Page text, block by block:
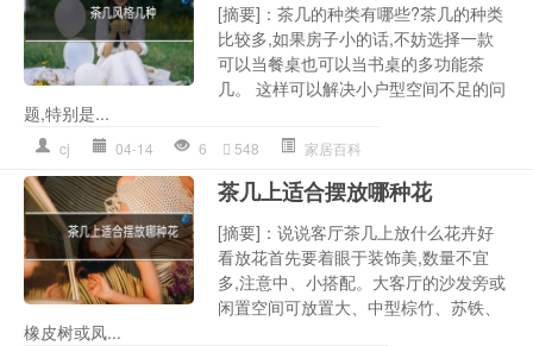
[摘要]：茶几的种类有哪些?茶几的种类
比较多,如果房子小的话,不妨选择一款
可以当餐桌也可以当书桌的多功能茶
几。 这样可以解决小户型空间不足的问
题,特别是...
cj 04-14 6 548 家居百科
茶几上适合摆放哪种花
[摘要]：说说客厅茶几上放什么花卉好
看放花首先要着眼于装饰美,数量不宜
多,注意中、小搭配。大客厅的沙发旁或
闲置空间可放置大、中型棕竹、苏铁、
橡皮树或凤...